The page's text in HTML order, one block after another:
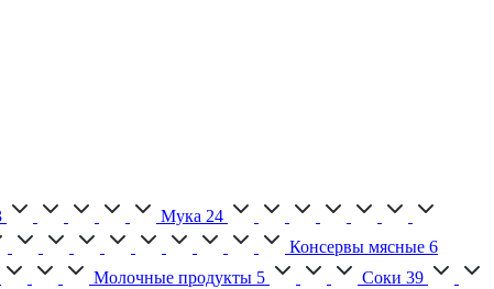
Мука 24
Консервы мясные 6
Молочные продукты 5 Соки 39